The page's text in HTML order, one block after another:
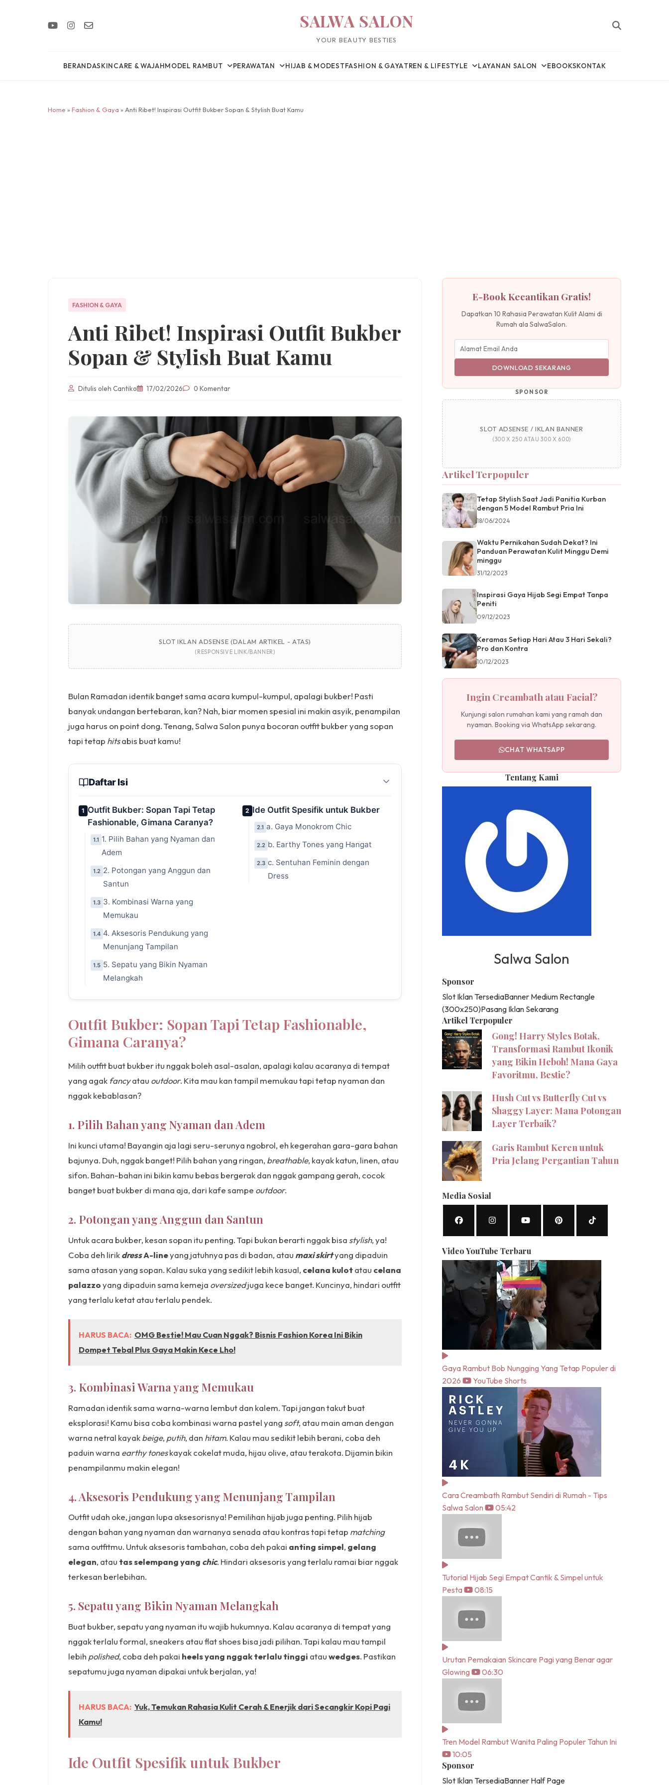
SALWA SALON
YOUR BEAUTY BESTIES
BERANDASKINCARE & WAJAHMODEL RAMBUT PERAWATAN HIJAB & MODESTFASHION & GAYATREN & LIFESTYLE LAYANAN SALON EBOOKSKONTAK
Home » Fashion & Gaya » Anti Ribet! Inspirasi Outfit Bukber Sopan & Stylish Buat Kamu
FASHION & GAYA
Anti Ribet! Inspirasi Outfit Bukber
Sopan & Stylish Buat Kamu
Ditulis oleh Cantiko 17/02/2026 0 Komentar
SLOT IKLAN ADSENSE (DALAM ARTIKEL - ATAS)
(RESPONSIVE LINK/BANNER)
Bulan Ramadan identik banget sama acara kumpul-kumpul, apalagi bukber! Pasti
banyak undangan bertebaran, kan? Nah, biar momen spesial ini makin asyik, penampilan
juga harus on point dong. Tenang, Salwa Salon punya bocoran outfit bukber yang sopan
tapi tetap hitsabis buat kamu!
Daftar Isi
1 Outfit Bukber: Sopan Tapi Tetap
Fashionable, Gimana Caranya?
1.1 1. Pilih Bahan yang Nyaman dan
Adem
1.2 2. Potongan yang Anggun dan
Santun
1.3 3. Kombinasi Warna yang
Memukau
1.4 4. Aksesoris Pendukung yang
Menunjang Tampilan
1.5 5. Sepatu yang Bikin Nyaman
Melangkah
2 Ide Outfit Spesifik untuk Bukber
2.1 a. Gaya Monokrom Chic
2.2 b. Earthy Tones yang Hangat
2.3 c. Sentuhan Feminin dengan
Dress
Outfit Bukber: Sopan Tapi Tetap Fashionable,
Gimana Caranya?
Milih outfit buat bukber itu nggak boleh asal-asalan, apalagi kalau acaranya di tempat
yang agak fancyatau outdoor. Kita mau kan tampil memukau tapi tetap nyaman dan
nggak kebablasan?
1. Pilih Bahan yang Nyaman dan Adem
Ini kunci utama! Bayangin aja lagi seru-serunya ngobrol, eh kegerahan gara-gara bahan
bajunya. Duh, nggak banget! Pilih bahan yang ringan, breathable, kayak katun, linen, atau
sifon. Bahan-bahan ini bikin kamu bebas bergerak dan nggak gampang gerah, cocok
banget buat bukber di mana aja, dari kafe sampe outdoor.
2. Potongan yang Anggun dan Santun
Untuk acara bukber, kesan sopan itu penting. Tapi bukan berarti nggak bisa stylish, ya!
Coba deh lirikdressA-lineyang jatuhnya pas di badan, atau maxi skirtyang dipaduin
sama atasan yang sopan. Kalau suka yang sedikit lebih kasual, celana kulotatau celana
palazzoyang dipaduin sama kemeja oversizedjuga kece banget. Kuncinya, hindari outfit
yang terlalu ketat atau terlalu pendek.
HARUS BACA: OMG Bestie! Mau Cuan Nggak? Bisnis Fashion Korea Ini Bikin
Dompet Tebal Plus Gaya Makin Kece Lho!
3. Kombinasi Warna yang Memukau
Ramadan identik sama warna-warna lembut dan kalem. Tapi jangan takut buat
eksplorasi! Kamu bisa coba kombinasi warna pastel yang soft, atau main aman dengan
warna netral kayakbeige, putih, dan hitam. Kalau mau sedikit lebih berani, coba deh
paduin warna earthy toneskayak cokelat muda, hijau olive, atau terakota. Dijamin bikin
penampilanmu makin elegan!
4. Aksesoris Pendukung yang Menunjang Tampilan
Outfit udah oke, jangan lupa aksesorisnya! Pemilihan hijab juga penting. Pilih hijab
dengan bahan yang nyaman dan warnanya senada atau kontras tapi tetap matching
sama outfitmu. Untuk aksesoris tambahan, coba deh pakai anting simpel, gelang
elegan, atau tas selempang yang chic. Hindari aksesoris yang terlalu ramai biar nggak
terkesan berlebihan.
5. Sepatu yang Bikin Nyaman Melangkah
Buat bukber, sepatu yang nyaman itu wajib hukumnya. Kalau acaranya di tempat yang
nggak terlalu formal, sneakers atau flat shoes bisa jadi pilihan. Tapi kalau mau tampil
lebih polished, coba deh pakai heels yang nggak terlalu tinggi atauwedges. Pastikan
sepatumu juga nyaman dipakai untuk berjalan, ya!
HARUS BACA: Yuk, Temukan Rahasia Kulit Cerah & Enerjik dari Secangkir Kopi Pagi
Kamu!
Ide Outfit Spesifik untuk Bukber
E-Book Kecantikan Gratis!
Dapatkan 10 Rahasia Perawatan Kulit Alami di
Rumah ala SalwaSalon.
DOWNLOAD SEKARANG
SPONSOR
SLOT ADSENSE / IKLAN BANNER
(300 X 250 ATAU 300 X 600)
Artikel Terpopuler
Tetap Stylish Saat Jadi Panitia Kurban
dengan 5 Model Rambut Pria Ini
18/06/2024
Waktu Pernikahan Sudah Dekat? Ini
Panduan Perawatan Kulit Minggu Demi
minggu
31/12/2023
Inspirasi Gaya Hijab Segi Empat Tanpa
Peniti
09/12/2023
Keramas Setiap Hari Atau 3 Hari Sekali?
Pro dan Kontra
10/12/2023
Ingin Creambath atau Facial?
Kunjungi salon rumahan kami yang ramah dan
nyaman. Booking via WhatsApp sekarang.
CHAT WHATSAPP
Tentang Kami
Salwa Salon
Sponsor
Slot Iklan TersediaBanner Medium Rectangle
(300x250)Pasang Iklan Sekarang
Artikel Terpopuler
Gong! Harry Styles Botak,
Transformasi Rambut Ikonik
yang Bikin Heboh! Mana Gaya
Favoritmu, Bestie?
Hush Cut vs Butterfly Cut vs
Shaggy Layer: Mana Potongan
Layer Terbaik?
Garis Rambut Keren untuk
Pria Jelang Pergantian Tahun
Media Sosial
Video YouTube Terbaru
Gaya Rambut Bob Nungging Yang Tetap Populer di
2026
YouTube Shorts
Cara Creambath Rambut Sendiri di Rumah - Tips
Salwa Salon
05:42
Tutorial Hijab Segi Empat Cantik & Simpel untuk
Pesta
08:15
Urutan Pemakaian Skincare Pagi yang Benar agar
Glowing
06:30
Tren Model Rambut Wanita Paling Populer Tahun Ini
10:05
Sponsor
Slot Iklan TersediaBanner Half Page